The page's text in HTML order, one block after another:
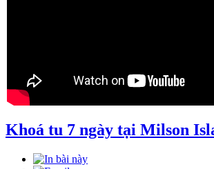
Khoá tu 7 ngày tại Milson